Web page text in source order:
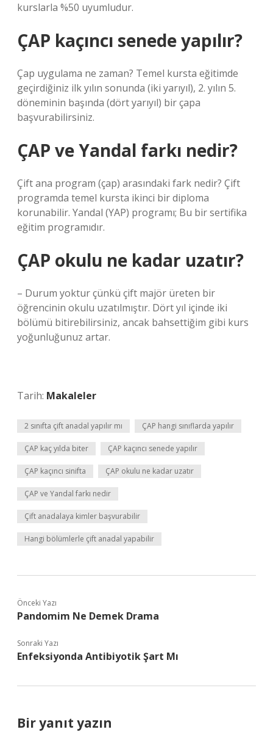
kurslarla %50 uyumludur.
ÇAP kaçıncı senede yapılır?
Çap uygulama ne zaman? Temel kursta eğitimde
geçirdiğiniz ilk yılın sonunda (iki yarıyıl), 2. yılın 5.
döneminin başında (dört yarıyıl) bir çapa
başvurabilirsiniz.
ÇAP ve Yandal farkı nedir?
Çift ana program (çap) arasındaki fark nedir? Çift
programda temel kursta ikinci bir diploma
korunabilir. Yandal (YAP) programı; Bu bir sertifika
eğitim programıdır.
ÇAP okulu ne kadar uzatır?
– Durum yoktur çünkü çift majör üreten bir
öğrencinin okulu uzatılmıştır. Dört yıl içinde iki
bölümü bitirebilirsiniz, ancak bahsettiğim gibi kurs
yoğunluğunuz artar.
Tarih: Makaleler
2 sınıfta çift anadal yapılır mı ÇAP hangi sınıflarda yapılır
ÇAP kaç yılda biter ÇAP kaçıncı senede yapılır
ÇAP kaçıncı sinifta ÇAP okulu ne kadar uzatır
ÇAP ve Yandal farkı nedir
Çift anadalaya kimler başvurabilir
Hangi bölümlerle çift anadal yapabilir
Önceki Yazı
Pandomim Ne Demek Drama
Sonraki Yazı
Enfeksiyonda Antibiyotik Şart Mı
Bir yanıt yazın